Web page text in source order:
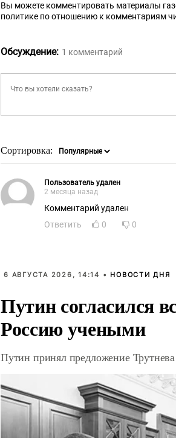
Вы можете комментировать материалы
политике по отношению к комментариям
Обсуждение: 1 комментарий
Сортировка:
Пользователь удален
2 месяца назад
Комментарий удален
Ответить
0 0
6 АВГУСТА 2026, 14:14 • НОВОСТИ ДНЯ
Путин согласился
Россию учеными
Путин принял предложение